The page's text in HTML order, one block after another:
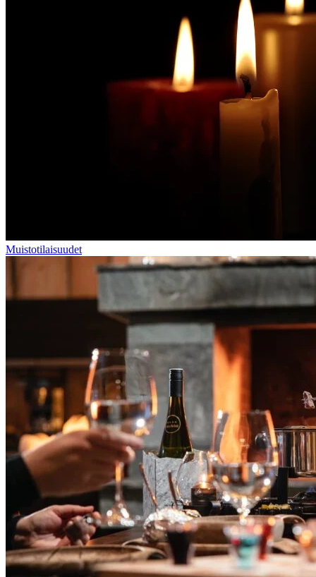
Muistotilaisuudet